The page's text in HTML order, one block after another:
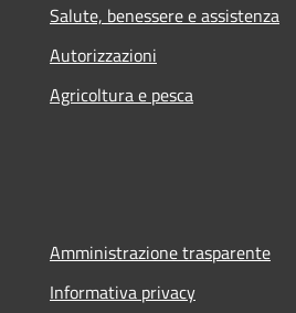
Salute, benessere e assistenza
Autorizzazioni
Agricoltura e pesca
Amministrazione trasparente
Informativa privacy